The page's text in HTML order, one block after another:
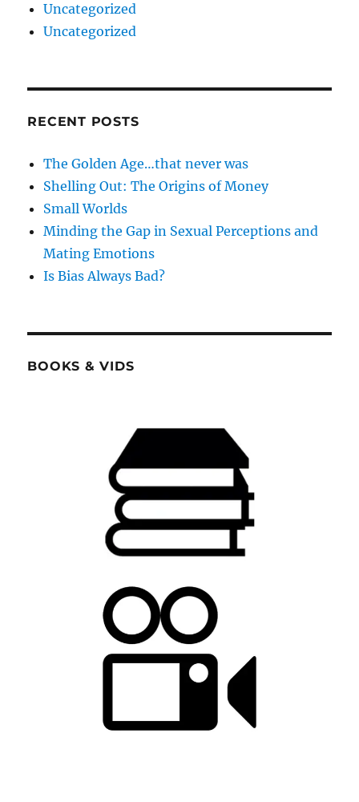
Uncategorized
Uncategorized
RECENT POSTS
The Golden Age…that never was
Shelling Out: The Origins of Money
Small Worlds
Minding the Gap in Sexual Perceptions and
Mating Emotions
Is Bias Always Bad?
BOOKS & VIDS